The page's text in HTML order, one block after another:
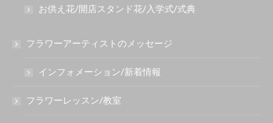
お供え花/開店スタンド花/入学式/式典
フラワーアーティストのメッセージ
インフォメーション/新着情報
フラワーレッスン/教室